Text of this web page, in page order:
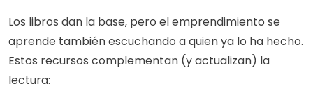
Los libros dan la base, pero el emprendimiento se
aprende también escuchando a quien ya lo ha hecho.
Estos recursos complementan (y actualizan) la
lectura: